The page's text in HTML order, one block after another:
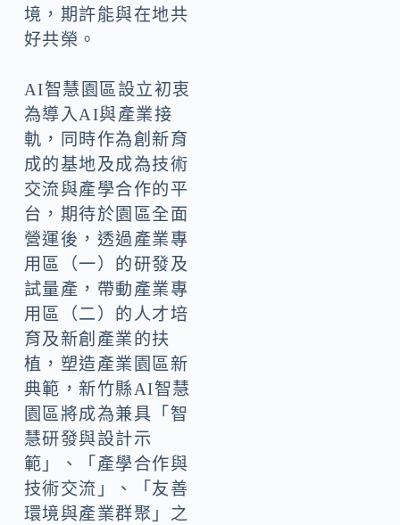
境，期許能與在地共
好共榮。
AI智慧園區設立初衷
為導入AI與產業接
軌，同時作為創新育
成的基地及成為技術
交流與產學合作的平
台，期待於園區全面
營運後，透過產業專
用區（一）的研發及
試量產，帶動產業專
用區（二）的人才培
育及新創產業的扶
植，塑造產業園區新
典範，新竹縣AI智慧
園區將成為兼具「智
慧研發與設計示
範」、「產學合作與
技術交流」、「友善
環境與產業群聚」之